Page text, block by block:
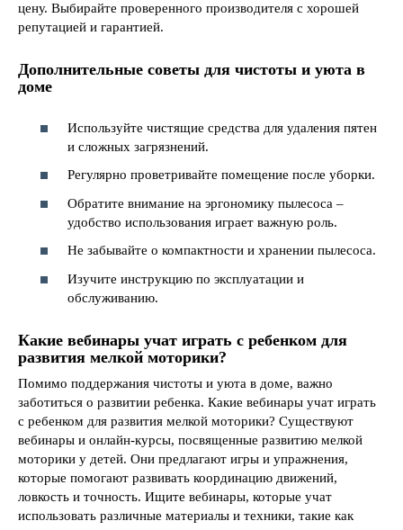
цену. Выбирайте проверенного производителя с хорошей
репутацией и гарантией.
Дополнительные советы для чистоты и уюта в
доме
Используйте чистящие средства для удаления пятен
и сложных загрязнений.
Регулярно проветривайте помещение после уборки.
Обратите внимание на эргономику пылесоса –
удобство использования играет важную роль.
Не забывайте о компактности и хранении пылесоса.
Изучите инструкцию по эксплуатации и
обслуживанию.
Какие вебинары учат играть с ребенком для
развития мелкой моторики?
Помимо поддержания чистоты и уюта в доме, важно
заботиться о развитии ребенка. Какие вебинары учат играть
с ребенком для развития мелкой моторики? Существуют
вебинары и онлайн-курсы, посвященные развитию мелкой
моторики у детей. Они предлагают игры и упражнения,
которые помогают развивать координацию движений,
ловкость и точность. Ищите вебинары, которые учат
использовать различные материалы и техники, такие как